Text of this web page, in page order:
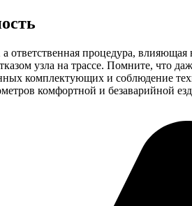
ответственная процедура,
узла на трассе. Помните, что
комплектующих и соблюдение
комфортной и безаварийной